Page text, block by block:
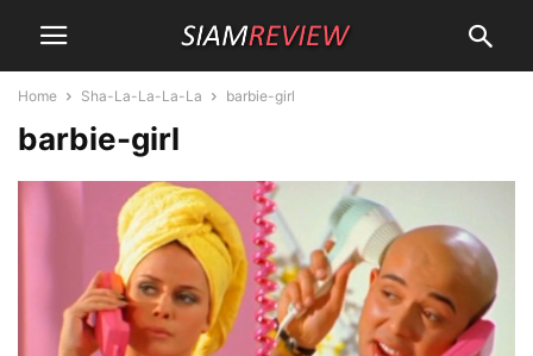
Home Sha-La-La-La-La barbie-girl
barbie-girl